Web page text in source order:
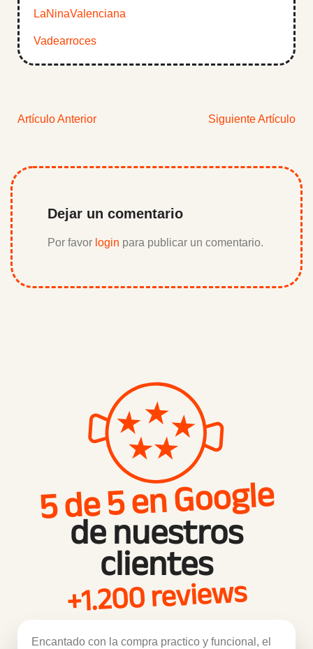
LaNinaValenciana
Vadearroces
Artículo Anterior Siguiente Artículo
Dejar un comentario
Por favor login para publicar un comentario.
5 de 5 en Google
de nuestros
clientes
+1.200 reviews
Encantado con la compra practico y funcional, el